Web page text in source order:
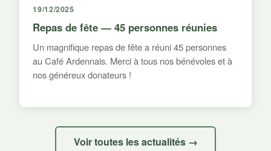
19/12/2025
Repas de fête — 45 personnes réunies
Un magnifique repas de fête a réuni 45 personnes
au Café Ardennais. Merci à tous nos bénévoles et à
nos généreux donateurs !
Voir toutes les actualités →